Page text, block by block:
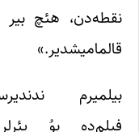
نقطه‌دن، هئچ بیر اثر
قالمامیشدیر.»
بیلمیرم ندندیرسه،
فیلم‌ده بوُ یئر‌لرین